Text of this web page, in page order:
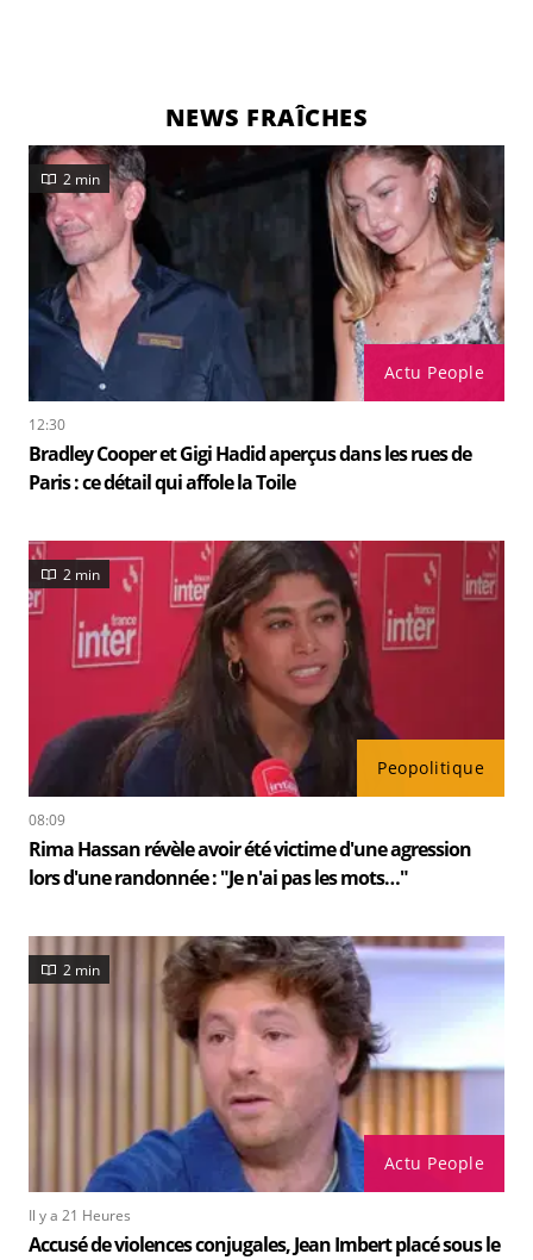
NEWS FRAÎCHES
Actu People
2 min
12:30
Bradley Cooper et Gigi Hadid aperçus dans les rues de
Paris : ce détail qui affole la Toile
Peopolitique
2 min
08:09
Rima Hassan révèle avoir été victime d'une agression
lors d'une randonnée : "Je n'ai pas les mots…"
Actu People
2 min
Il y a 21 Heures
Accusé de violences conjugales, Jean Imbert placé sous le